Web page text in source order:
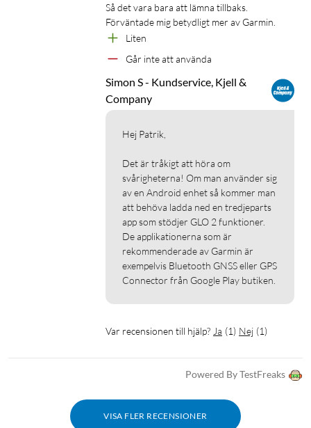
Så det vara bara att lämna tillbaks.
Förväntade mig betydligt mer av Garmin.
Liten
Går inte att använda
Simon S - Kundservice, Kjell &
Company
Hej Patrik,
Det är tråkigt att höra om
svårigheterna! Om man använder sig
av en Android enhet så kommer man
att behöva ladda ned en tredjeparts
app som stödjer GLO 2 funktioner.
De applikationerna som är
rekommenderade av Garmin är
exempelvis Bluetooth GNSS eller GPS
Connector från Google Play butiken.
Var recensionen till hjälp? Ja (1) Nej (1)
Powered By TestFreaks
VISA FLER RECENSIONER